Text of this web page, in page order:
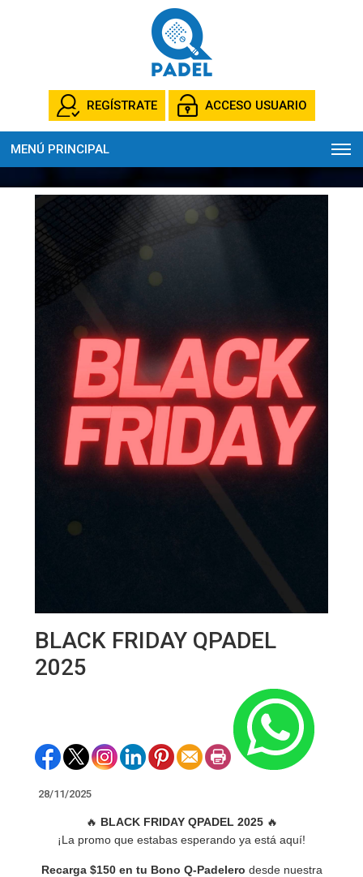
REGÍSTRATE ACCESO USUARIO
MENÚ PRINCIPAL
BLACK FRIDAY QPADEL
2025
28/11/2025
🔥 BLACK FRIDAY QPADEL 2025🔥
¡La promo que estabas esperando ya está aquí!
Recarga $150 en tu Bono Q-Padelero desde nuestra